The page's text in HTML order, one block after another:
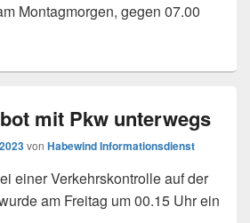
Montagmorgen, gegen 07.00
mit Pkw unterwegs
von Habewind Informationsdienst
einer Verkehrskontrolle auf der
am Freitag um 00.15 Uhr ein